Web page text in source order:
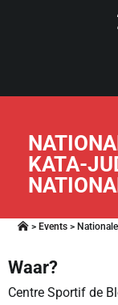
KATA-
> Events >
Waar?
Centre Sportif de